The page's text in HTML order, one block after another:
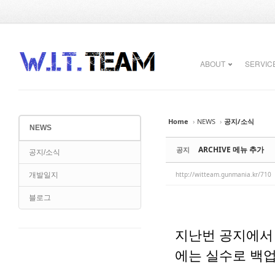
ABOUT
NEWS
공지/소식
개발일지
블로그
Home › NEWS › 공지/소식
공지 ARCHIVE 메뉴 추가
http://witteam.gunmania.kr/710
지난번 공지에
에는 실수로 백
Sketchbook5, 스케치북5
Sketchbook5, 스케치북5
Sketchbook5, 스케치북5
Sketchbook5, 스케치북5